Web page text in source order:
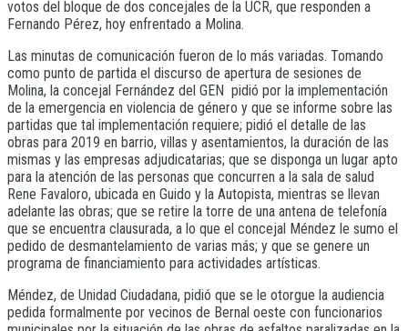
votos del bloque de dos concejales de la UCR, que responden a
Fernando Pérez, hoy enfrentado a Molina.
Las minutas de comunicación fueron de lo más variadas. Tomando
como punto de partida el discurso de apertura de sesiones de
Molina, la concejal Fernández del GEN pidió por la implementación
de la emergencia en violencia de género y que se informe sobre las
partidas que tal implementación requiere; pidió el detalle de las
obras para 2019 en barrio, villas y asentamientos, la duración de las
mismas y las empresas adjudicatarias; que se disponga un lugar apto
para la atención de las personas que concurren a la sala de salud
Rene Favaloro, ubicada en Guido y la Autopista, mientras se llevan
adelante las obras; que se retire la torre de una antena de telefonía
que se encuentra clausurada, a lo que el concejal Méndez le sumo el
pedido de desmantelamiento de varias más; y que se genere un
programa de financiamiento para actividades artísticas.
Méndez, de Unidad Ciudadana, pidió que se le otorgue la audiencia
pedida formalmente por vecinos de Bernal oeste con funcionarios